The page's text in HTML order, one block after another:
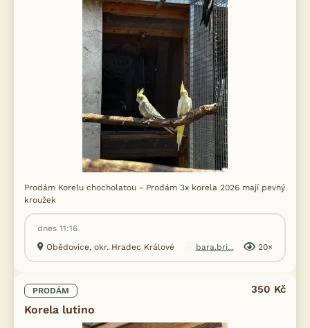
Prodám Korelu chocholatou - Prodám 3x korela 2026 mají pevný
kroužek
dnes 11:16
Obědovice, okr. Hradec Králové
bara.bri... 20×
PRODÁM
Korela lutino
350 Kč